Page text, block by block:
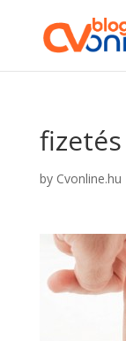
fizetés
by Cvonline.hu